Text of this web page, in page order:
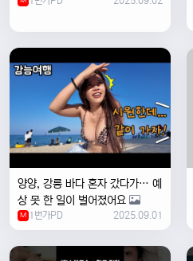
양양, 강릉 바다 혼자 갔다가… 예
상 못 한 일이 벌어졌어요
M 1번가PD 2025.09.01